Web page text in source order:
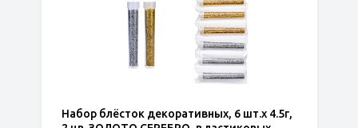
Набор блёсток декоративных, 6 шт.х 4.5г,